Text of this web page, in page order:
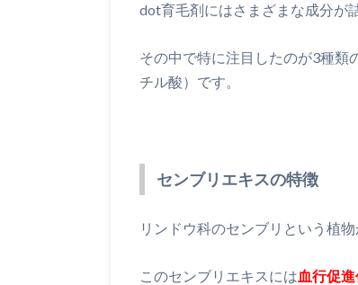
dot育毛剤にはさまざまな成分が
その中で特に注目したのが3種類
チル酸）です。
センブリエキスの特徴
リンドウ科のセンブリという植
このセンブリエキスには血行促